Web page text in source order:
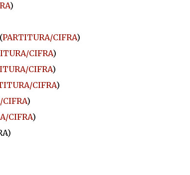
)
PARTITURA/CIFRA)
CIFRA)
CIFRA)
CIFRA)
)
CIFRA)